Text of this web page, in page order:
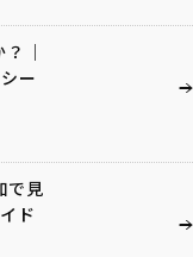
｜
ー
で見
ド